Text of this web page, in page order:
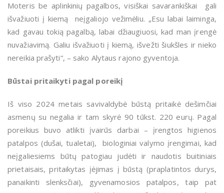
Moteris be aplinkinių pagalbos, visiškai savarankiškai gali
išvažiuoti į kiemą neįgaliojo vežimėliu. „Esu labai laiminga,
kad gavau tokią pagalbą, labai džiaugiuosi, kad man įrengė
nuvažiavimą. Galiu išvažiuoti į kiemą, išvežti šiukšles ir nieko
nereikia prašyti“, – sako Alytaus rajono gyventoja.
Būstai pritaikyti pagal poreikį
Iš viso 2024 metais savivaldybė būstą pritaikė dešimčiai
asmenų su negalia ir tam skyrė 90 tūkst. 220 eurų. Pagal
poreikius buvo atlikti įvairūs darbai – įrengtos higienos
patalpos (dušai, tualetai), biologiniai valymo įrengimai, kad
neįgaliesiems būtų patogiau judėti ir naudotis buitiniais
prietaisais, pritaikytas įėjimas į būstą (praplatintos durys,
panaikinti slenksčiai), gyvenamosios patalpos, taip pat